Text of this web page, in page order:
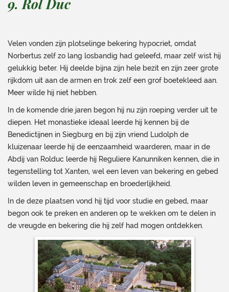
9. Rol Duc
Velen vonden zijn plotselinge bekering hypocriet, omdat
Norbertus zelf zo lang losbandig had geleefd, maar zelf wist hij
gelukkig beter. Hij deelde bijna zijn hele bezit en zijn zeer grote
rijkdom uit aan de armen en trok zelf een grof boetekleed aan.
Meer wilde hij niet hebben.
In de komende drie jaren begon hij nu zijn roeping verder uit te
diepen. Het monastieke ideaal leerde hij kennen bij de
Benedictijnen in Siegburg en bij zijn vriend Ludolph de
kluizenaar leerde hij de eenzaamheid waarderen, maar in de
Abdij van Rolduc leerde hij Reguliere Kanunniken kennen, die in
tegenstelling tot Xanten, wel een leven van bekering en gebed
wilden leven in gemeenschap en broederlijkheid.
In de deze plaatsen vond hij tijd voor studie en gebed, maar
begon ook te preken en anderen op te wekken om te delen in
de vreugde en bekering die hij zelf had mogen ontdekken.